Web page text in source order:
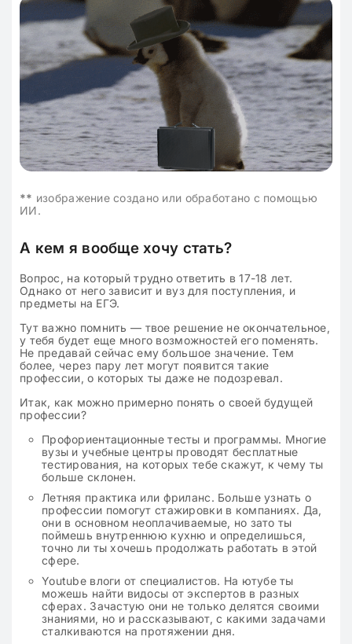
** изображение создано или обработано с помощью
ИИ.
А кем я вообще хочу стать?
Вопрос, на который трудно ответить в 17-18 лет.
Однако от него зависит и вуз для поступления, и
предметы на ЕГЭ.
Тут важно помнить — твое решение не окончательное,
у тебя будет еще много возможностей его поменять.
Не предавай сейчас ему большое значение. Тем
более, через пару лет могут появится такие
профессии, о которых ты даже не подозревал.
Итак, как можно примерно понять о своей будущей
профессии?
Профориентационные тесты и программы. Многие
вузы и учебные центры проводят бесплатные
тестирования, на которых тебе скажут, к чему ты
больше склонен.
Летняя практика или фриланс. Больше узнать о
профессии помогут стажировки в компаниях. Да,
они в основном неоплачиваемые, но зато ты
поймешь внутреннюю кухню и определишься,
точно ли ты хочешь продолжать работать в этой
сфере.
Youtube влоги от специалистов. На ютубе ты
можешь найти видосы от экспертов в разных
сферах. Зачастую они не только делятся своими
знаниями, но и рассказывают, с какими задачами
сталкиваются на протяжении дня.